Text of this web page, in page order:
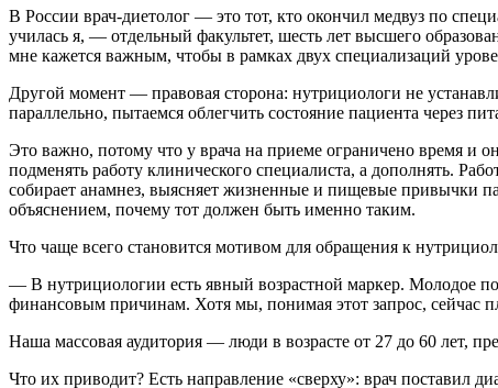
В России врач‑диетолог — это тот, кто окончил медвуз по
училась я, — отдельный факультет, шесть лет высшего
мне кажется важным, чтобы в рамках двух специализаций
Другой момент — правовая сторона: нутрициологи не
параллельно, пытаемся облегчить состояние пациента через
Это важно, потому что у врача на приеме ограничено время и
подменять работу клинического специалиста, а дополнять.
собирает анамнез, выясняет жизненные и пищевые привычки
объяснением, почему тот должен быть именно таким.
Что чаще всего становится мотивом для обращения к
— В нутрициологии есть явный возрастной маркер. Молодое
финансовым причинам. Хотя мы, понимая этот запрос, сейчас
Наша массовая аудитория — люди в возрасте от 27 до 60 лет,
Что их приводит? Есть направление «сверху»: врач поставил